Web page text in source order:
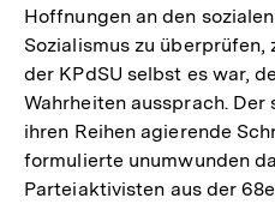
Hoffnungen an den
Sozialismus zu
der KPdSU selbst es war,
Wahrheiten aussprach. Der
ihren Reihen agierende
formulierte unumwunden
Parteiaktivisten aus der